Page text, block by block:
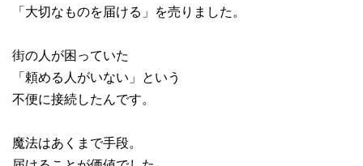
「大切なものを届ける」を売りました。
街の人が困っていた
「頼める人がいない」という
不便に接続したんです。
魔法はあくまで手段。